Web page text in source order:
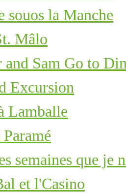
souos la Manche
Mâlo
Sam Go to
Excursion
Lamballe
semaines que je
et l'Casino